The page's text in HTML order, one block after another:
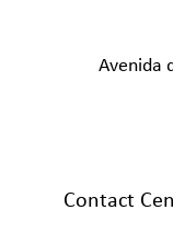
Avenida
Contact